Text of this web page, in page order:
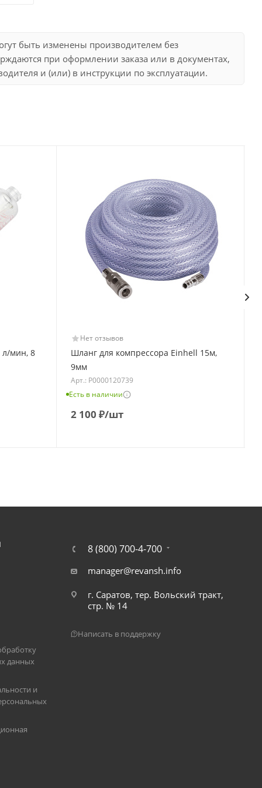
быть изменены производителем без
при оформлении заказа или в документах,
и (или) в инструкции по эксплуатации.
л/мин, 8
Нет отзывов
Шланг для компрессора Einhell 15м,
9мм
Арт.: Р0000120739
Есть в наличии
2 100 ₽/шт
данных
и
8 (800) 700-4-700
manager@revansh.info
г. Саратов, тер. Вольский тракт,
стр. № 14
Написать в поддержку